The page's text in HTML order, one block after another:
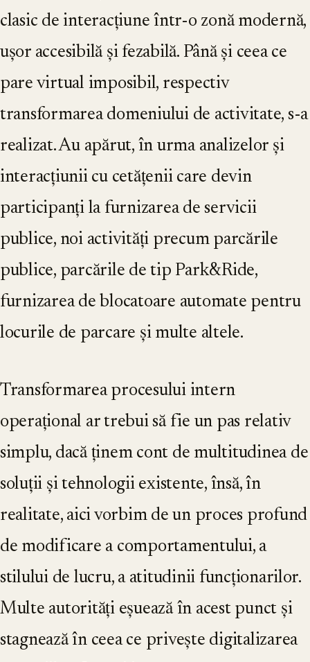
clasic de interacțiune într-o zonă modernă,
ușor accesibilă și fezabilă. Până și ceea ce
pare virtual imposibil, respectiv
transformarea domeniului de activitate, s-a
realizat. Au apărut, în urma analizelor și
interacțiunii cu cetățenii care devin
participanți la furnizarea de servicii
publice, noi activități precum parcările
publice, parcările de tip Park&Ride,
furnizarea de blocatoare automate pentru
locurile de parcare și multe altele.
Transformarea procesului intern
operațional ar trebui să fie un pas relativ
simplu, dacă ținem cont de multitudinea de
soluții și tehnologii existente, însă, în
realitate, aici vorbim de un proces profund
de modificare a comportamentului, a
stilului de lucru, a atitudinii funcționarilor.
Multe autorități eșuează în acest punct și
stagnează în ceea ce privește digitalizarea